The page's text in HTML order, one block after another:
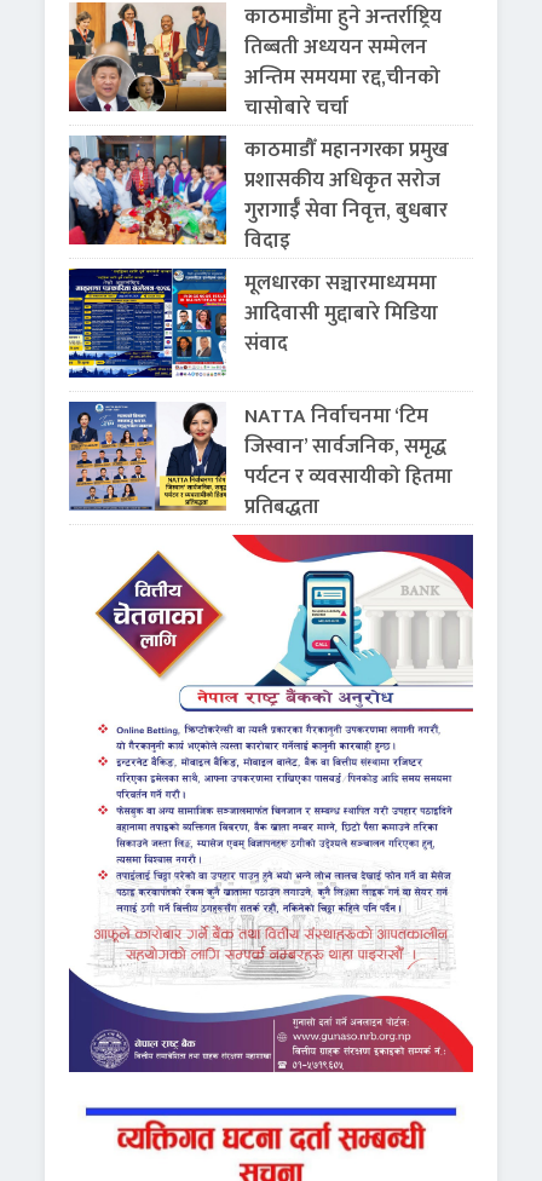
काठमाडौंमा हुने अन्तर्राष्ट्रिय
तिब्बती अध्ययन सम्मेलन
अन्तिम समयमा रद्द,चीनको
चासोबारे चर्चा
काठमाडौँ महानगरका प्रमुख
प्रशासकीय अधिकृत सरोज
गुरागाईँ सेवा निवृत्त, बुधबार
विदाइ
मूलधारका सञ्चारमाध्यममा
आदिवासी मुद्दाबारे मिडिया
संवाद
NATTA निर्वाचनमा ‘टिम
जिस्वान’ सार्वजनिक, समृद्ध
पर्यटन र व्यवसायीको हितमा
प्रतिबद्धता